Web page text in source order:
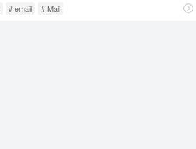
# email # Mail